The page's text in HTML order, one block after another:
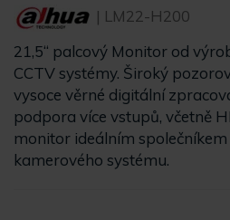
| LM22-H200
21,5“ palcový Monitor od
CCTV systémy. Široký
vysoce věrné digitální
podpora více vstupů, včetně
monitor ideálním
kamerového systému.